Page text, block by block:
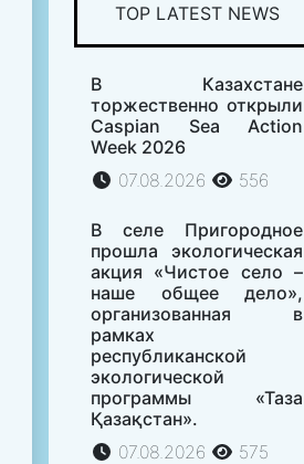
TOP LATEST NEWS
В Казахстане
торжественно открыли
Caspian Sea Action
Week 2026
07.08.2026
556
В селе Пригородное
прошла экологическая
акция «Чистое село –
наше общее дело»,
организованная в
рамках
республиканской
экологической
программы «Таза
Қазақстан».
07.08.2026
575